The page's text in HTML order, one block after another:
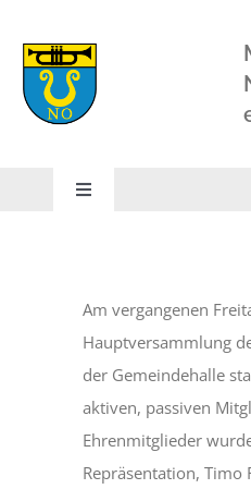
Inhalt
springen
Toggle
ORCHESTER
BLÄSERKLASSE
Am vergangenen
Hauptversammlung
der Gemeindehalle
aktiven, passiven
Ehrenmitglieder
Repräsentation, Timo